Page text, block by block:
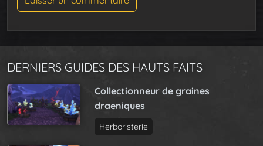
DERNIERS GUIDES DES HAUTS FAITS
Collectionneur de graines
draeniques
Herboristerie